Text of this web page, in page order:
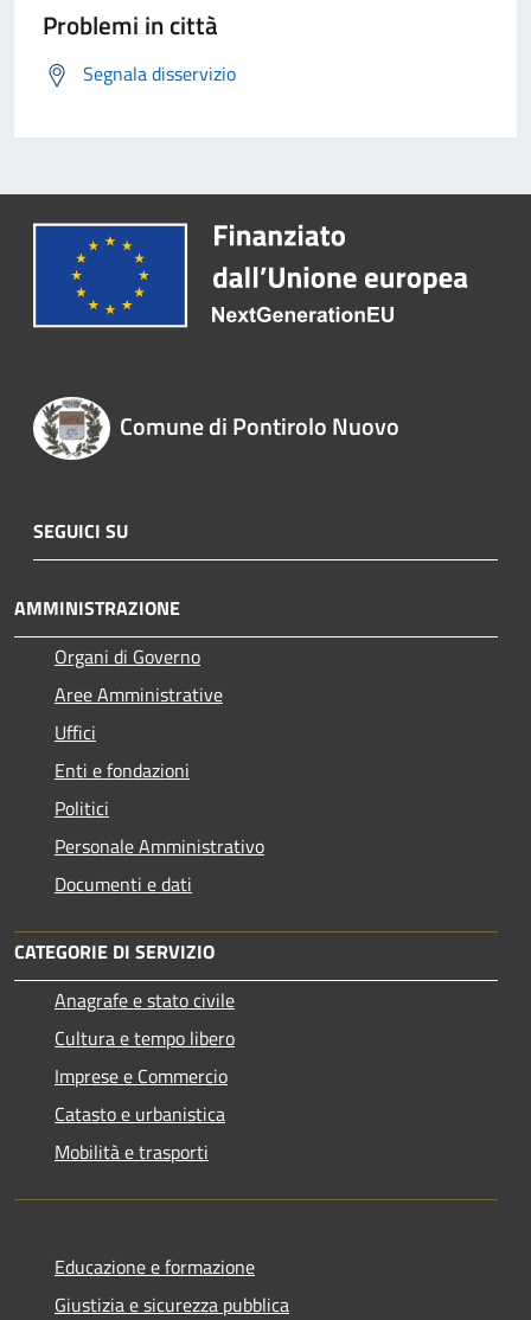
Problemi in città
Segnala disservizio
Comune di Pontirolo Nuovo
SEGUICI SU
AMMINISTRAZIONE
Organi di Governo
Aree Amministrative
Uffici
Enti e fondazioni
Politici
Personale Amministrativo
Documenti e dati
CATEGORIE DI SERVIZIO
Anagrafe e stato civile
Cultura e tempo libero
Imprese e Commercio
Catasto e urbanistica
Mobilità e trasporti
Educazione e formazione
Giustizia e sicurezza pubblica